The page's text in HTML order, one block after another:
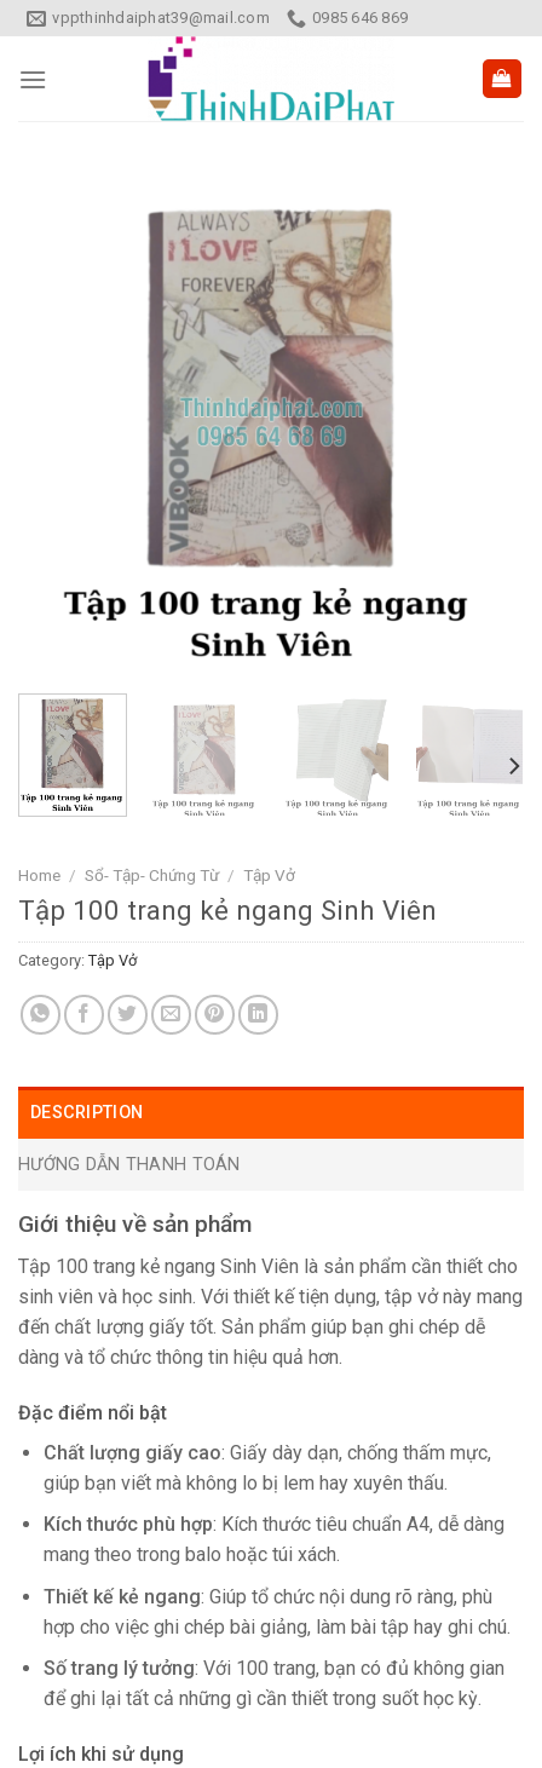
Skip
to
content
vppthinhdaiphat39@mail.com 0985 646 869
Home / Sổ- Tập- Chứng Từ / Tập Vở
Tập 100 trang kẻ ngang Sinh Viên
Category: Tập Vở
DESCRIPTION
HƯỚNG DẪN THANH TOÁN
Giới thiệu về sản phẩm
Tập 100 trang kẻ ngang Sinh Viên là sản phẩm cần thiết cho
sinh viên và học sinh. Với thiết kế tiện dụng, tập vở này mang
đến chất lượng giấy tốt. Sản phẩm giúp bạn ghi chép dễ
dàng và tổ chức thông tin hiệu quả hơn.
Đặc điểm nổi bật
Chất lượng giấy cao: Giấy dày dạn, chống thấm mực,
giúp bạn viết mà không lo bị lem hay xuyên thấu.
Kích thước phù hợp: Kích thước tiêu chuẩn A4, dễ dàng
mang theo trong balo hoặc túi xách.
Thiết kế kẻ ngang: Giúp tổ chức nội dung rõ ràng, phù
hợp cho việc ghi chép bài giảng, làm bài tập hay ghi chú.
Số trang lý tưởng: Với 100 trang, bạn có đủ không gian
để ghi lại tất cả những gì cần thiết trong suốt học kỳ.
Lợi ích khi sử dụng